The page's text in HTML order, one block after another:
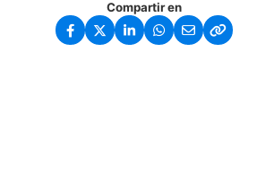
Compartir en